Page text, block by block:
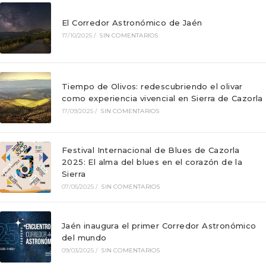
El Corredor Astronómico de Jaén
17/10/2025 / SIN COMENTARIOS
Tiempo de Olivos: redescubriendo el olivar
como experiencia vivencial en Sierra de Cazorla
17/09/2025 / SIN COMENTARIOS
Festival Internacional de Blues de Cazorla
2025: El alma del blues en el corazón de la
Sierra
07/05/2025 / SIN COMENTARIOS
Jaén inaugura el primer Corredor Astronómico
del mundo
09/03/2025 / SIN COMENTARIOS